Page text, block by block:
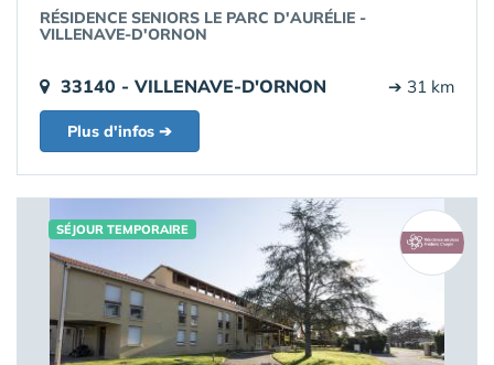
RÉSIDENCE SENIORS LE PARC D'AURÉLIE -
VILLENAVE-D'ORNON
33140 - VILLENAVE-D'ORNON ➔ 31 km
Plus d'infos ➔
SÉJOUR TEMPORAIRE